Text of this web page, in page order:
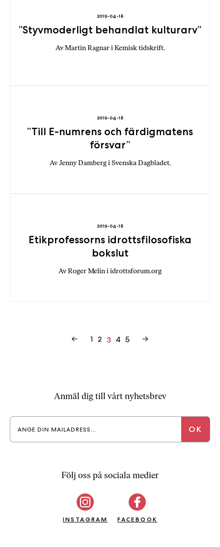
2019-04-18
”Styvmoderligt behandlat kulturarv”
Av Martin Ragnar i Kemisk tidskrift.
2019-04-18
”Till E-numrens och färdigmatens
försvar”
Av Jenny Damberg i Svenska Dagbladet.
2019-04-18
Etikprofessorns idrottsfilosofiska
bokslut
Av Roger Melin i idrottsforum.org
← 1 2 3 4 5 →
Anmäl dig till vårt nyhetsbrev
Följ oss på sociala medier
INSTAGRAM FACEBOOK